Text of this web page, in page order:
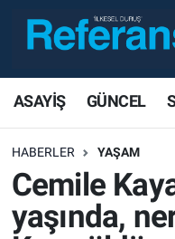
ASAYİŞ GÜNCEL
HABERLER YAŞAM
Cemile
yaşında,